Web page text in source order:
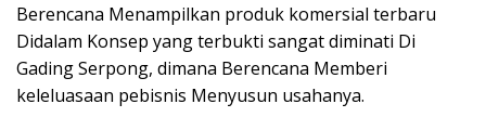
Berencana Menampilkan produk komersial terbaru
Didalam Konsep yang terbukti sangat diminati Di
Gading Serpong, dimana Berencana Memberi
keleluasaan pebisnis Menyusun usahanya.